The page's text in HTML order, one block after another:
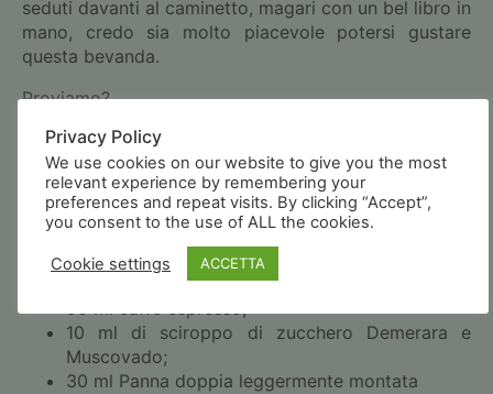
seduti davanti al caminetto, magari con un bel libro in
mano, credo sia molto piacevole potersi gustare
questa bevanda.
Proviamo?
Questa ricetta l’ho tratta dal sito della
Whiskey 1780 , la famosa distilleria di Midleton, nella
contea di Cork.
Ingredienti
35 ml Jameson;
90 ml caffè espresso;
10 ml di sciroppo di zucchero Demerara e
Muscovado;
30 ml Panna doppia leggermente montata
Privacy Policy
We use cookies on our website to give you the most
relevant experience by remembering your
preferences and repeat visits. By clicking “Accept”,
you consent to the use of ALL the cookies.
Cookie settings ACCETTA